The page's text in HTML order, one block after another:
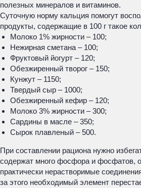
полезных минералов и витаминов.
Суточную норму кальция помогут
продукты, содержащие в 100 г такое
Молоко 1% жирности – 100;
Нежирная сметана – 100;
Фруктовый йогурт – 120;
Обезжиренный творог – 150;
Кунжут – 1150;
Твердый сыр – 1000;
Обезжиренный кефир – 120;
Молоко 3% жирности – 300;
Сардины в масле – 350;
Сырок плавленый – 500.
При составлении рациона нужно
содержат много фосфора и фосфатов,
практически нерастворимые
за этого необходимый элемент